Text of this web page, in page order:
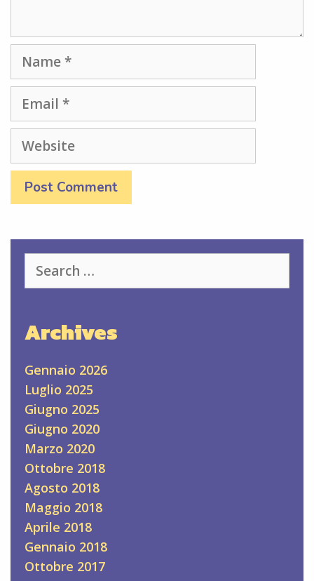
Name
Email
Website
for:
Archives
Gennaio 2026
Luglio 2025
Giugno 2025
Giugno 2020
Marzo 2020
Ottobre 2018
Agosto 2018
Maggio 2018
Aprile 2018
Gennaio 2018
Ottobre 2017